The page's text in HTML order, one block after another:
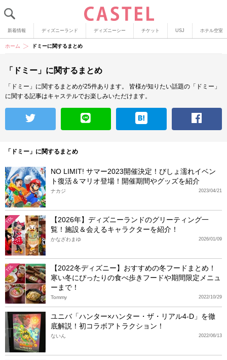
新着情報 ディズニーランド ディズニーシー チケット USJ ホテル空室
ホーム ドミーに関するまとめ
「ドミー」に関するまとめ
「ドミー」に関するまとめが25件あります。
皆様が知りたい話題の「ドミー」
に関する記事はキャステルでお楽しみいただけます。
「ドミー」に関するまとめ
NO LIMIT! サマー2023開催決定！びしょ濡れイベン
ト復活＆マリオ登場！開催期間やグッズを紹介
2023/04/21
ナカジ
TDL
【2026年】ディズニーランドのグリーティング一
覧！施設＆会えるキャラクターを紹介！
2026/01/09
かなざわまゆ
TDL
【2022冬ディズニー】おすすめの冬フードまとめ！
寒い冬にぴったりの食べ歩きフードや期間限定メニュ
ーまで！
2022/10/29
Tommy
ユニバ「ハンター×ハンター・ザ・リアル4-D」を徹
底解説！初コラボアトラクション！
2022/06/13
ないん